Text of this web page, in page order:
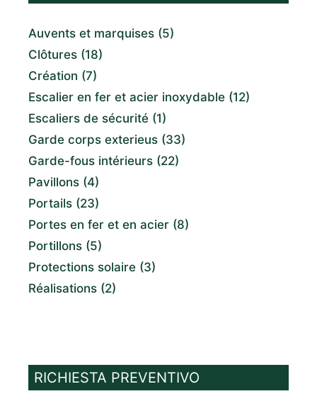
Auvents et marquises (5)
Clôtures (18)
Création (7)
Escalier en fer et acier inoxydable (12)
Escaliers de sécurité (1)
Garde corps exterieus (33)
Garde-fous intérieurs (22)
Pavillons (4)
Portails (23)
Portes en fer et en acier (8)
Portillons (5)
Protections solaire (3)
Réalisations (2)
RICHIESTA PREVENTIVO